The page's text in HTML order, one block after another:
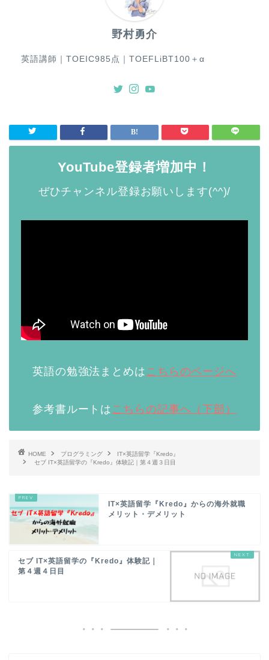
野村勇介
英語講師｜TOEIC985点｜TOEFLiBT100＋α
YouTube登録者増加中！
ぜひチャンネル登録お願いします(^^)/
英語の勉強法まとめは こちらのページへ
参考書ルートは こちらの記事へ（下部）
HOME プログラミング
IT×英語留学『Kredo』
セブ IT×英語留学の『Kredo』体験記｜第４週３日目
IT×英語留学『Kredo』からの海外就職
メリット・デメリット
セブ IT×英語留学の『Kredo』体験記｜
第４週４日目